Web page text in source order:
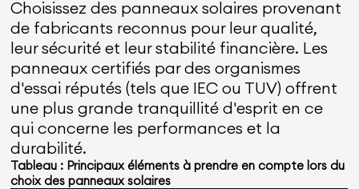
Choisissez des panneaux solaires provenant
de fabricants reconnus pour leur qualité,
leur sécurité et leur stabilité financière. Les
panneaux certifiés par des organismes
d'essai réputés (tels que IEC ou TUV) offrent
une plus grande tranquillité d'esprit en ce
qui concerne les performances et la
durabilité.
Tableau : Principaux éléments à prendre en compte lors du
choix des panneaux solaires